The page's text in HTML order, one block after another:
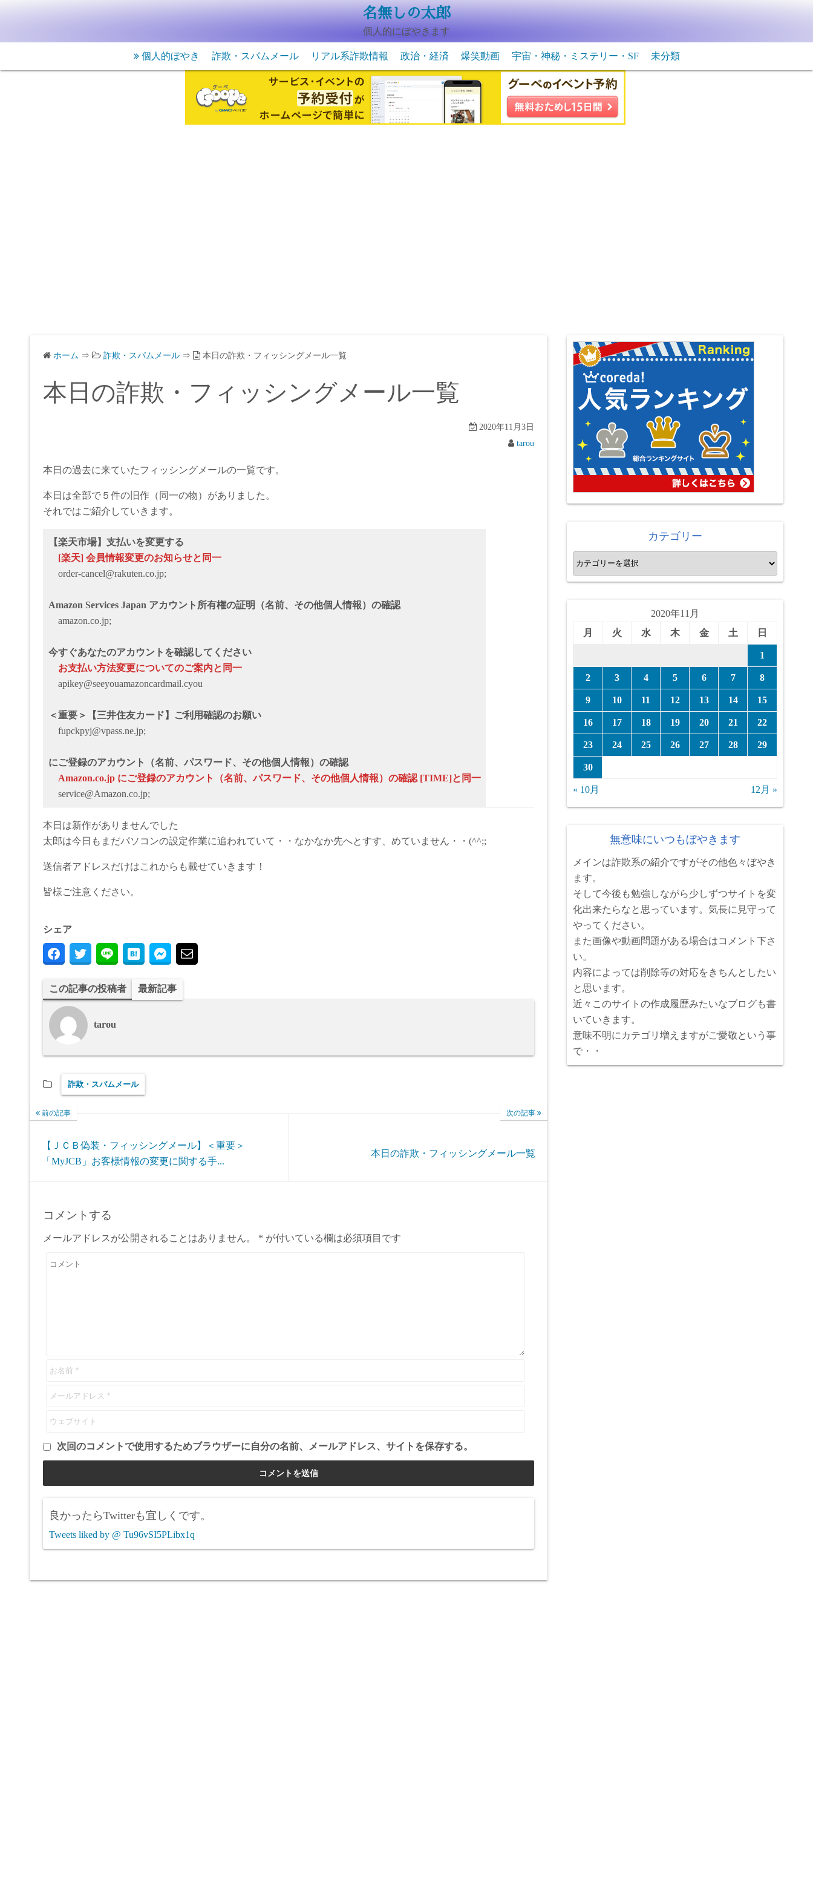
名無しの太郎
個人的にぼやきます
個人的ぼやき 詐欺・スパムメール リアル系詐欺情報 政治・経済 爆笑動画
動物系の爆笑動画
宇宙・神秘・ミステリー・SF
未確認生物・飛行物体
宇宙・ＳＦ
未分類
ホーム ⇒ 詐欺・スパムメール ⇒ 本日の詐欺・フィッシングメール一覧
本日の詐欺・フィッシングメール一覧
2020年11月3日
tarou
本日の過去に来ていたフィッシングメールの一覧です。
本日は全部で５件の旧作（同一の物）がありました。
それではご紹介していきます。
【楽天市場】支払いを変更する
[楽天] 会員情報変更のお知らせと同一
order-cancel@rakuten.co.jp;
Amazon Services Japan アカウント所有権の証明（名前、その他個人情報）の確認
amazon.co.jp;
今すぐあなたのアカウントを確認してください
お支払い方法変更についてのご案内と同一
apikey@seeyouamazoncardmail.cyou
＜重要＞【三井住友カード】ご利用確認のお願い
fupckpyj@vpass.ne.jp;
にご登録のアカウント（名前、パスワード、その他個人情報）の確認
Amazon.co.jp にご登録のアカウント（名前、パスワード、その他個人情報）の確認 [TIME]と同一
service@Amazon.co.jp;
本日は新作がありませんでした
太郎は今日もまだパソコンの設定作業に追われていて・・なかなか先へとすす、めていません・・(^^;;
送信者アドレスだけはこれからも載せていきます！
皆様ご注意ください。
シェア
この記事の投稿者 最新記事
tarou
詐欺・スパムメール
前の記事
【ＪＣＢ偽装・フィッシングメール】＜重要＞
「MyJCB」お客様情報の変更に関する手...
次の記事
本日の詐欺・フィッシングメール一覧
コメントする
メールアドレスが公開されることはありません。 * が付いている欄は必須項目です
次回のコメントで使用するためブラウザーに自分の名前、メールアドレス、サイトを保存する。
良かったらTwitterも宜しくです。
Tweets liked by @ Tu96vSI5PLibx1q
カテゴリー
カ
テ
2020年11月
月
火 水 木 金 土 日
1
2 3 4 5 6 7 8
9 10 11 12 13 14 15
16 17 18 19 20 21 22
23 24 25 26 27 28 29
30
« 10月 12月 »
無意味にいつもぼやきます
メインは詐欺系の紹介ですがその他色々ぼやき
ます。
そして今後も勉強しながら少しずつサイトを変
化出来たらなと思っています。気長に見守って
やってください。
また画像や動画問題がある場合はコメント下さ
い。
内容によっては削除等の対応をきちんとしたい
と思います。
近々このサイトの作成履歴みたいなブログも書
いていきます。
意味不明にカテゴリ増えますがご愛敬という事
で・・